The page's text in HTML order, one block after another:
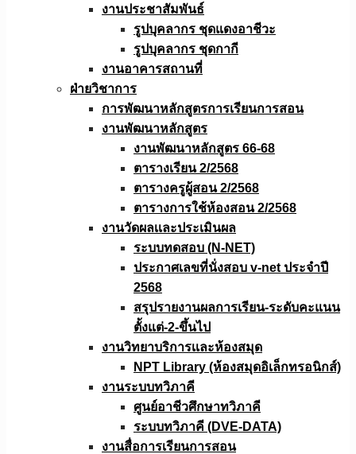
งานประชาสัมพันธ์
รูปบุคลากร ชุดแดงอาชีวะ
รูปบุคลากร ชุดกากี
งานอาคารสถานที่
ฝ่ายวิชาการ
การพัฒนาหลักสูตรการเรียนการสอน
งานพัฒนาหลักสูตร
งานพัฒนาหลักสูตร 66-68
ตารางเรียน 2/2568
ตารางครูผู้สอน 2/2568
ตารางการใช้ห้องสอน 2/2568
งานวัดผลเเละประเมินผล
ระบบทดสอบ (N-NET)
ประกาศเลขที่นั่งสอบ v-net ประจำปี
2568
สรุปรายงานผลการเรียน-ระดับคะแนน
ตั้งแต่-2-ขึ้นไป
งานวิทยาบริการเเละห้องสมุด
NPT Library (ห้องสมุดอิเล็กทรอนิกส์)
งานระบบทวิภาคี
ศูนย์อาชีวศึกษาทวิภาคี
ระบบทวิภาคี (DVE-DATA)
งานสื่อการเรียนการสอน